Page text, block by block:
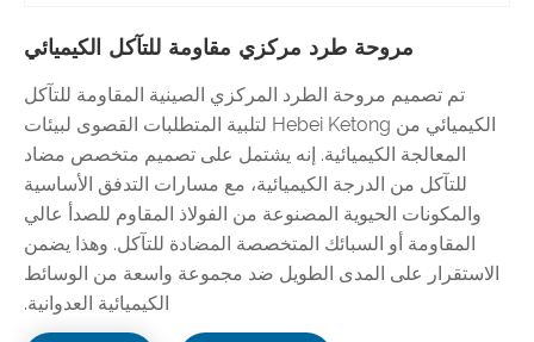
مروحة طرد مركزي مقاومة للتآكل الكيميائي
تم تصميم مروحة الطرد المركزي الصينية المقاومة للتآكل
الكيميائي من Hebei Ketong لتلبية المتطلبات القصوى لبيئات
المعالجة الكيميائية. إنه يشتمل على تصميم متخصص مضاد
للتآكل من الدرجة الكيميائية، مع مسارات التدفق الأساسية
والمكونات الحيوية المصنوعة من الفولاذ المقاوم للصدأ عالي
المقاومة أو السبائك المتخصصة المضادة للتآكل. وهذا يضمن
الاستقرار على المدى الطويل ضد مجموعة واسعة من الوسائط
الكيميائية العدوانية.